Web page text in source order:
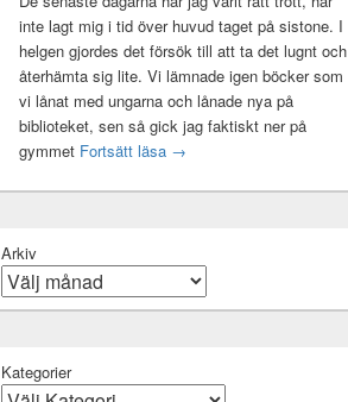
inte lagt mig i tid över huvud taget på sistone. I
helgen gjordes det försök till att ta det lugnt och
återhämta sig lite. Vi lämnade igen böcker som
vi lånat med ungarna och lånade nya på
biblioteket, sen så gick jag faktiskt ner på
gymmet Fortsätt läsa Mental anteckning
→
Arkiv
Kategorier